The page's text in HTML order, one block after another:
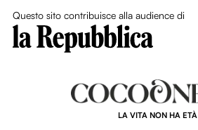
Questo sito contribuisce alla audience di
LA VITA NON HA ETÀ